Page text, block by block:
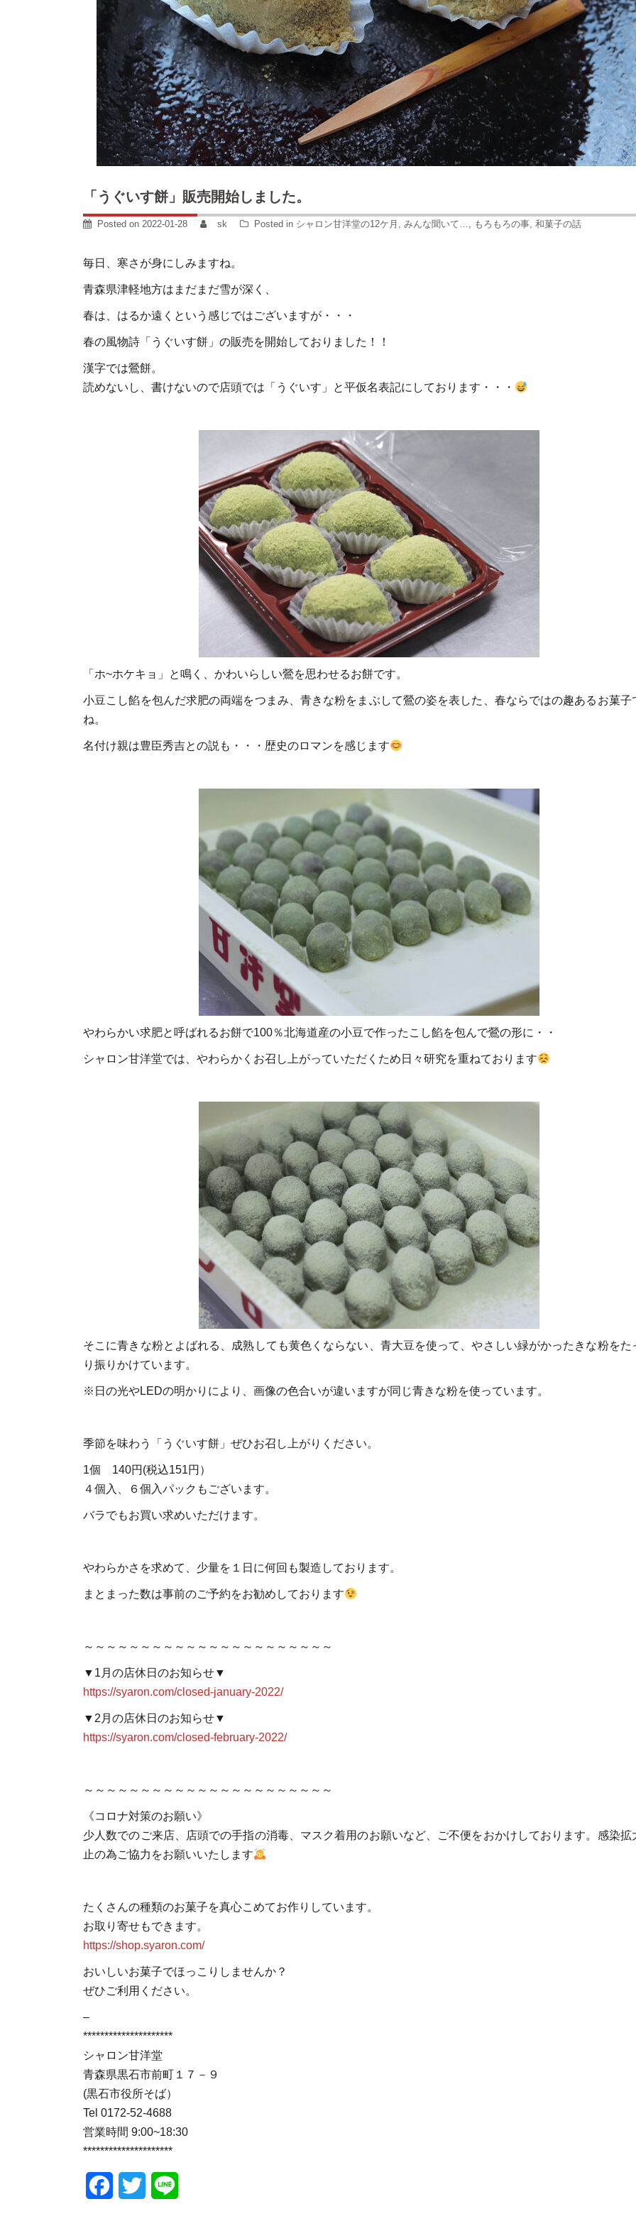
「うぐいす餅」販売開始しました。
Posted on 2022-01-28 sk Posted in シャロン甘洋堂の12ケ月 , みんな聞いて…, もろもろの事, 和菓子の話
毎日、寒さが身にしみますね。
青森県津軽地方はまだまだ雪が深く、
春は、はるか遠くという感じではございますが・・・
春の風物詩「うぐいす餅」の販売を開始しておりました！！
漢字では鶯餅。
読めないし、書けないので店頭では「うぐいす」と平仮名表記にしております・・・
「ホ~ホケキョ」と鳴く、かわいらしい鶯を思わせるお餅です。
小豆こし餡を包んだ求肥の両端をつまみ、青きな粉をまぶして鶯の姿を表した、春ならではの趣あるお菓子
ね。
名付け親は豊臣秀吉との説も・・・歴史のロマンを感じます
やわらかい求肥と呼ばれるお餅で100％北海道産の小豆で作ったこし餡を包んで鶯の形に・・
シャロン甘洋堂では、やわらかくお召し上がっていただくため日々研究を重ねております
そこに青きな粉とよばれる、成熟しても黄色くならない、青大豆を使って、やさしい緑がかったきな粉をた
り振りかけています。
※日の光やLEDの明かりにより、画像の色合いが違いますが同じ青きな粉を使っています。
季節を味わう「うぐいす餅」ぜひお召し上がりください。
1個 140円(税込151円）
４個入、６個入パックもございます。
バラでもお買い求めいただけます。
やわらかさを求めて、少量を１日に何回も製造しております。
まとまった数は事前のご予約をお勧めしております
～～～～～～～～～～～～～～～～～～～～～～
▼1月の店休日のお知らせ▼
https://syaron.com/closed-january-2022/
▼2月の店休日のお知らせ▼
https://syaron.com/closed-february-2022/
～～～～～～～～～～～～～～～～～～～～～～
《コロナ対策のお願い》
少人数でのご来店、店頭での手指の消毒、マスク着用のお願いなど、ご不便をおかけしております。感染拡
止の為ご協力をお願いいたします
たくさんの種類のお菓子を真心こめてお作りしています。
お取り寄せもできます。
https://shop.syaron.com/
おいしいお菓子でほっこりしませんか？
ぜひご利用ください。
–
*********************
シャロン甘洋堂
青森県黒石市前町１７－９
(黒石市役所そば）
Tel 0172-52-4688
営業時間 9:00~18:30
*********************
FacebookTwitter